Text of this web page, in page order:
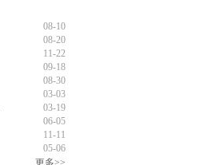
08-10
08-20
11-22
09-18
08-30
03-03
03-19
06-05
11-11
05-06
更多>>